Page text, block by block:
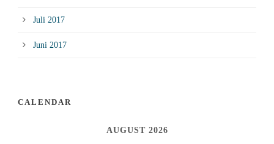
Juli 2017
Juni 2017
CALENDAR
AUGUST 2026